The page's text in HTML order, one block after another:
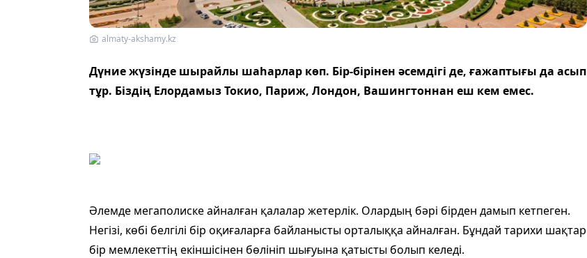
almaty-akshamy.kz
Дүние жүзінде шырайлы ша­һарлар көп. Бір-бірінен әсемдігі де, ғажаптығы да асып
тұр. Біздің Елордамыз Токио, Париж, Лондон, Вашингтоннан еш кем емес.
Әлемде мегаполиске айналған қалалар жетерлік. Олардың бәрі бірден дамып кетпеген.
Негізі, көбі белгілі бір оқиғаларға байланысты орталыққа айнал­ған. Бұндай тарихи шақтар
бір мемлекеттің екіншісінен бөлініп шығуына қатысты болып келеді.